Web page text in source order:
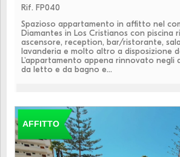
Rif. FP040
Spazioso appartamento in affitto nel
Diamantes in Los Cristianos con piscina
ascensore, reception, bar/ristorante,
lavanderia e molto altro a disposizione
L'appartamento appena rinnovato negli
da letto e da bagno e...
AFFITTO